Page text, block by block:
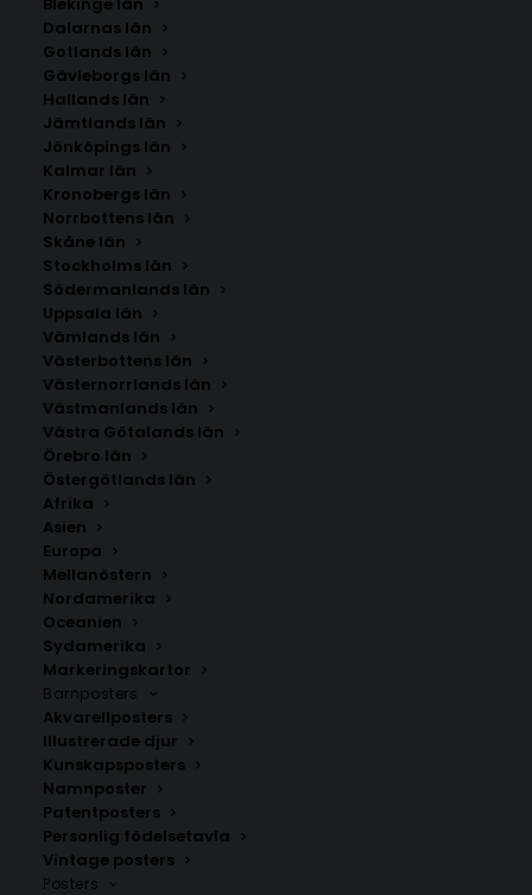
Dalarnas län
Gotlands län
Gävleborgs län
Hallands län
Jämtlands län
Jönköpings län
Kalmar län
Kronobergs län
Norrbottens län
Skåne län
Stockholms län
Södermanlands län
Uppsala län
Vämlands län
Västerbottens län
Västernorrlands län
Västmanlands län
Västra Götalands län
Örebro län
Östergötlands län
Afrika
Asien
Europa
Mellanöstern
Nordamerika
Oceanien
Sydamerika
Markeringskartor
Barnposters
Akvarellposters
Illustrerade djur
Kunskapsposters
Namnposter
Patentposters
Personlig födelsetavla
Vintage posters
Posters
Stolac
Storlek
Stil
350.00 kr
Handritad karta över Stolac i
Hercegovina.
Välj mellan fyra olika storlekar: 50×70 cm, 40×50 cm,
30×40 cm och 21×30 cm.
Bosnien och Hercegovina